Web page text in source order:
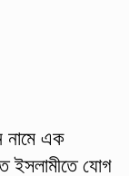
নামে এক
ইসলামীতে যোগ